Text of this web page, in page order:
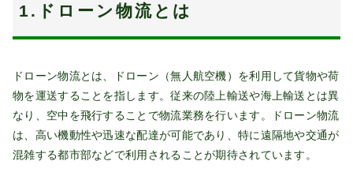
1.ドローン物流とは
ドローン物流とは、ドローン（無人航空機）を利用して貨物や荷
物を運送することを指します。従来の陸上輸送や海上輸送とは異
なり、空中を飛行することで物流業務を行います。ドローン物流
は、高い機動性や迅速な配達が可能であり、特に遠隔地や交通が
混雑する都市部などで利用されることが期待されています。